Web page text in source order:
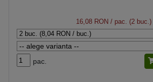
16,08 RON/ pac. (2 buc.)
pac.